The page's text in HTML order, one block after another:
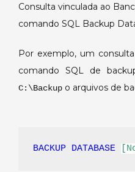
Consulta vinculada ao
comando SQL Backup
Por exemplo, um
comando SQL de
C:\Backup o arquivos de
BACKUP DATABASE